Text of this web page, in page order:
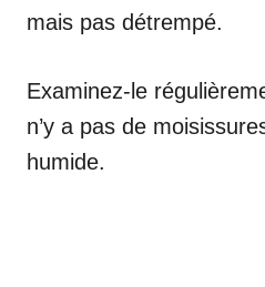
mais pas détrempé.
Examinez-le
n’y a pas de
humide.